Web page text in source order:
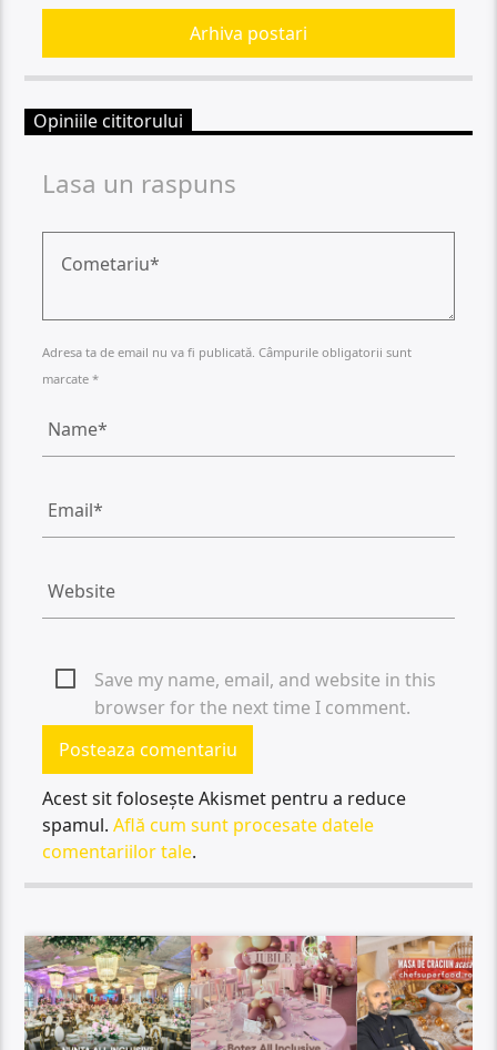
Arhiva postari
Opiniile cititorului
Lasa un raspuns
Adresa ta de email nu va fi publicată. Câmpurile obligatorii sunt
marcate *
Save my name, email, and website in this
browser for the next time I comment.
Acest sit folosește Akismet pentru a reduce
spamul.Află cum sunt procesate datele
comentariilor tale.